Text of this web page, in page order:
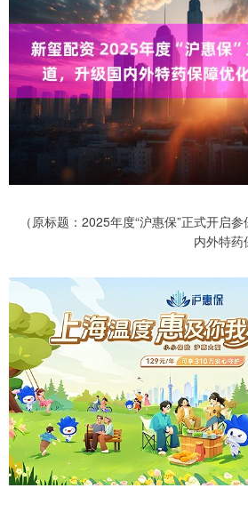
（原标题：2025年度“沪惠保”正式开启
内外特药